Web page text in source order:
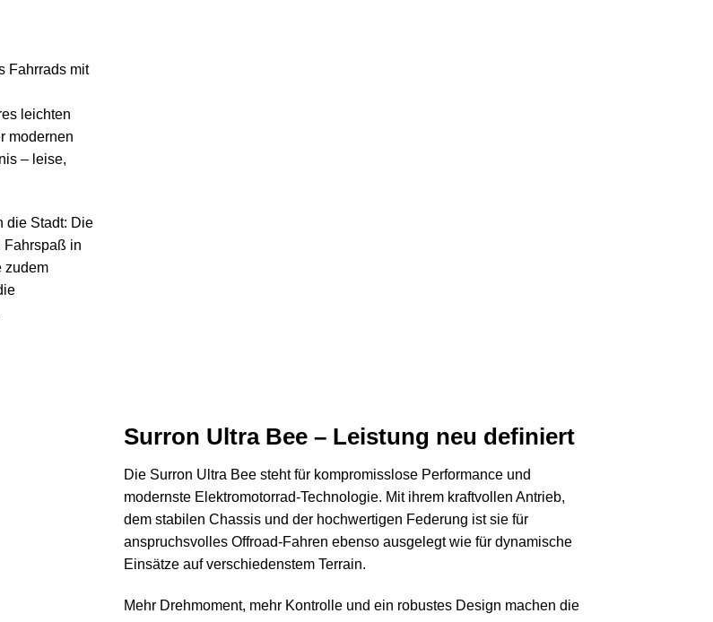
Fahrrads mit
leichten
modernen
– leise,
die Stadt: Die
Fahrspaß in
zudem
Surron Ultra Bee – Leistung neu definiert
Die Surron Ultra Bee steht für kompromisslose Performance und
modernste Elektromotorrad-Technologie. Mit ihrem kraftvollen Antrieb,
dem stabilen Chassis und der hochwertigen Federung ist sie für
anspruchsvolles Offroad-Fahren ebenso ausgelegt wie für dynamische
Einsätze auf verschiedenstem Terrain.
Mehr Drehmoment, mehr Kontrolle und ein robustes Design machen die